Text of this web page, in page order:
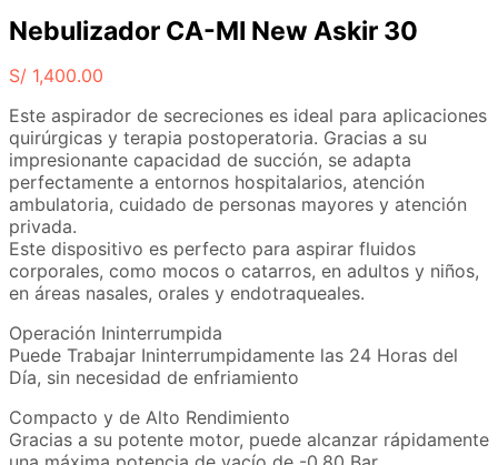
Nebulizador CA-MI New Askir 30
S/ 1,400.00
Este aspirador de secreciones es ideal para aplicaciones
quirúrgicas y terapia postoperatoria. Gracias a su
impresionante capacidad de succión, se adapta
perfectamente a entornos hospitalarios, atención
ambulatoria, cuidado de personas mayores y atención
privada.
Este dispositivo es perfecto para aspirar fluidos
corporales, como mocos o catarros, en adultos y niños,
en áreas nasales, orales y endotraqueales.
Operación Ininterrumpida
Puede Trabajar Ininterrumpidamente las 24 Horas del
Día, sin necesidad de enfriamiento
Compacto y de Alto Rendimiento
Gracias a su potente motor, puede alcanzar rápidamente